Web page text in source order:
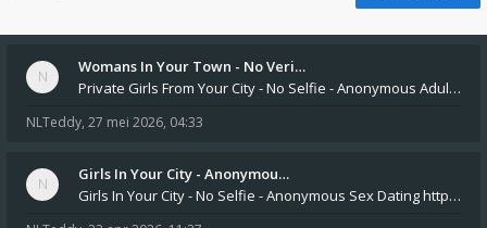
Womans In Your Town - No Veri…
Private Girls From Your City - No Selfie - Anonymous Adult Dating https://privatedates.live Private Girls In Your
NLTeddy, 27 mei 2026, 04:33
Girls In Your City - Anonymou…
Girls In Your City - No Selfie - Anonymous Sex Dating https://SecretPrivat.com Womens In Your Town - Anonymous S